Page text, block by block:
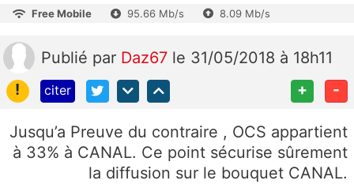
Free Mobile 95.66 Mb/s 8.09 Mb/s
Publié par Daz67 le 31/05/2018 à 18h11
!
citer + -
Jusqu’a Preuve du contraire , OCS appartient
à 33% à CANAL. Ce point sécurise sûrement
la diffusion sur le bouquet CANAL.